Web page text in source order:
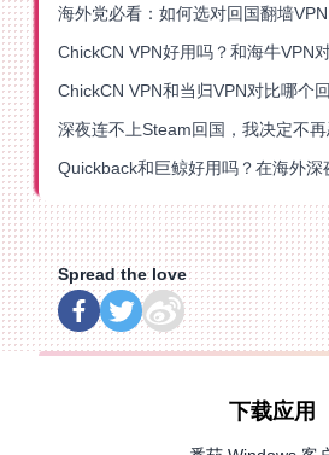
深夜连不上Steam回国，我决定不
Spread the love
下载应用